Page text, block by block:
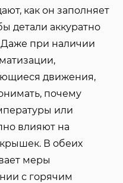
как он заполняет
детали аккуратно
при наличии
движения,
почему
или
влияют на
В обеих
меры
с горячим